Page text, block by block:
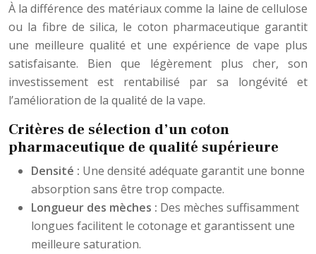
À la différence des matériaux comme la laine de cellulose
ou la fibre de silica, le coton pharmaceutique garantit
une meilleure qualité et une expérience de vape plus
satisfaisante. Bien que légèrement plus cher, son
investissement est rentabilisé par sa longévité et
l’amélioration de la qualité de la vape.
Critères de sélection d’un coton
pharmaceutique de qualité supérieure
Densité : Une densité adéquate garantit une bonne
absorption sans être trop compacte.
Longueur des mèches : Des mèches suffisamment
longues facilitent le cotonage et garantissent une
meilleure saturation.